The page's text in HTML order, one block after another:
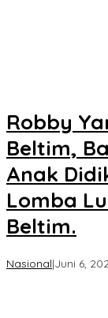
Robby
Beltim,
Anak
Lomba
Beltim.
Nasional|Juni 6,